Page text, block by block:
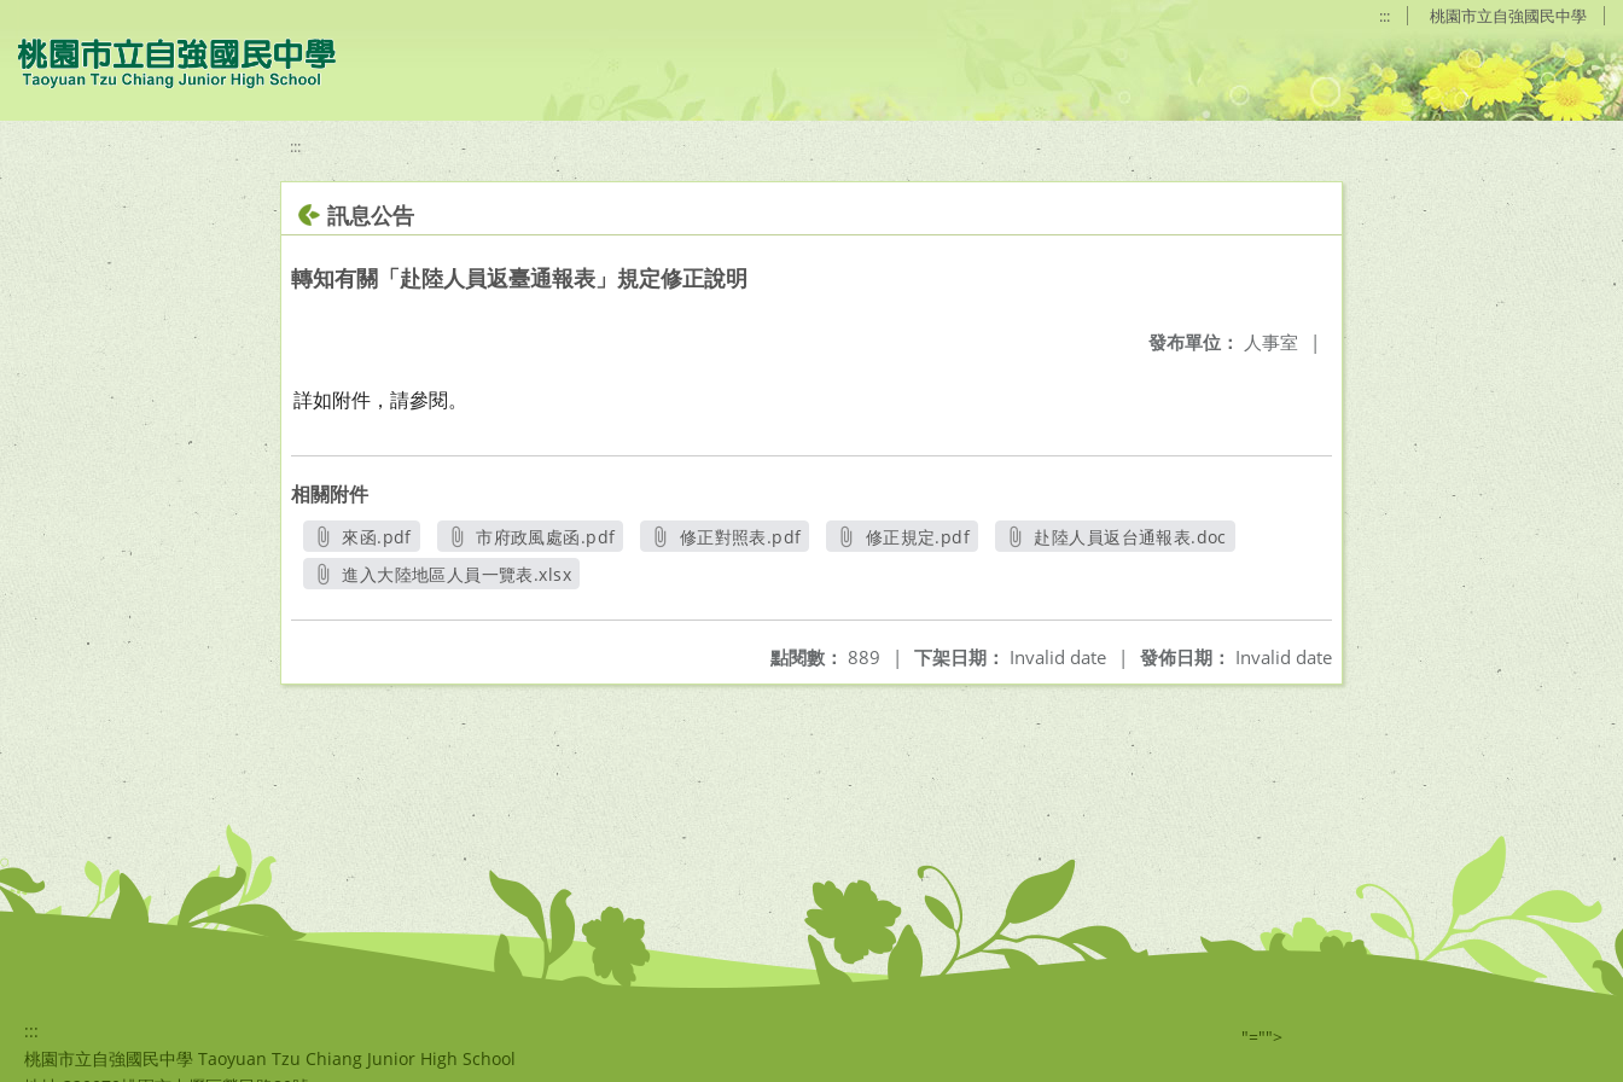
::: 桃園市立自強國民中學
:::
訊息公告
轉知有關「赴陸人員返臺通報表」規定修正說明
發布單位： 人事室 |
詳如附件，請參閱。
相關附件
來函.pdf
另開新視窗
市府政風處函.pdf
另開新視窗
修正對照表.pdf
修正規定.pdf
赴陸人員返台通報表.doc
進入大陸地區人員一覽表.xlsx
發佈日期： Invalid date
下架日期： Invalid date |
點閱數： 889 |
:::
桃園市立自強國民中學 Taoyuan Tzu Chiang Junior High School
"="">